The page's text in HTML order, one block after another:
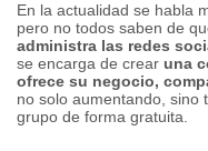
En la actualidad se habla
pero no todos saben de
administra las redes
se encarga de crear una
ofrece su negocio,
no solo aumentando, sino
grupo de forma gratuita.